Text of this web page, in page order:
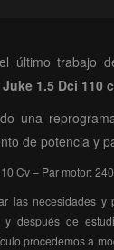
último trabajo
1.5 Dci 110
una
de potencia y
Cv – Par motor:
las necesidades y
y después de
procedemos a